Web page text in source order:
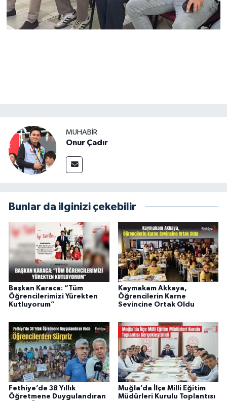
MUHABİR
Onur Çadır
Bunlar da ilginizi çekebilir
Başkan Karaca: “Tüm
Öğrencilerimizi Yürekten
Kutluyorum”
Kaymakam Akkaya,
Öğrencilerin Karne
Sevincine Ortak Oldu
Fethiye’de 38 Yıllık
Öğretmene Duygulandıran
Muğla’da İlçe Milli Eğitim
Müdürleri Kurulu Toplantısı